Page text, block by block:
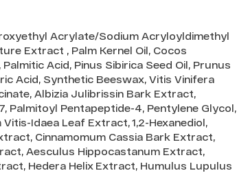
Acrylate/Sodium Acryloyldimethyl
Extract , Palm Kernel Oil, Cocos
Acid, Pinus Sibirica Seed Oil, Prunus
Acid, Synthetic Beeswax, Vitis Vinifera
Albizia Julibrissin Bark Extract,
Palmitoyl Pentapeptide-4, Pentylene Glycol,
Idaea Leaf Extract, 1,2-Hexanediol,
Cinnamomum Cassia Bark Extract,
Aesculus Hippocastanum Extract,
Hedera Helix Extract, Humulus Lupulus